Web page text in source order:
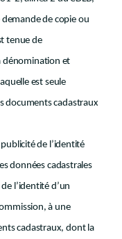
de copie ou
tenue de
dénomination et
est seule
documents cadastraux
de l’identité
données cadastrales
l’identité d’un
à une
cadastraux, dont la